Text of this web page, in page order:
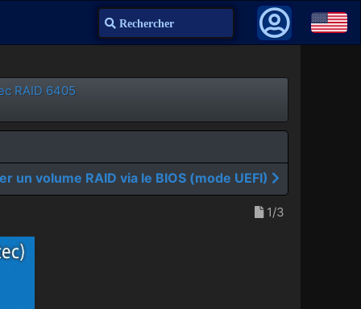
Recherche
RAID 6405
un volume RAID via le BIOS (mode UEFI)
1/3